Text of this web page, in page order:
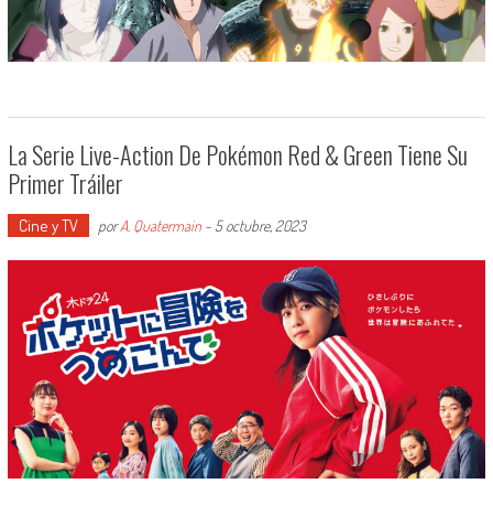
La Serie Live-Action De Pokémon Red & Green Tiene Su
Primer Tráiler
Cine y TV porA. Quatermain- 5 octubre, 2023